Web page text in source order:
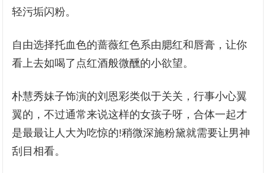
轻污垢闪粉。
自由选择托血色的蔷薇红色系由腮红和唇膏，让你
看上去如喝了点红酒般微醺的小欲望。
朴慧秀妹子饰演的刘恩彩类似于关关，行事小心翼
翼的，不过通常来说这样的女孩子呀，合体一起才
是最最让人大为吃惊的!稍微深施粉黛就需要让男神
刮目相看。